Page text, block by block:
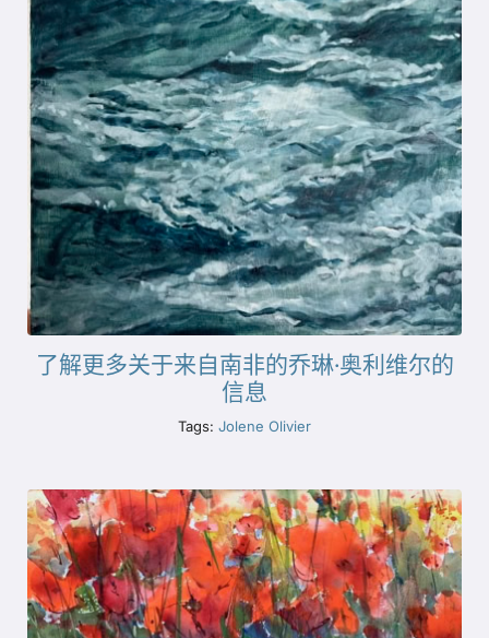
了解更多关于来自南非的乔琳·奥利维尔的
信息
Tags: Jolene Olivier